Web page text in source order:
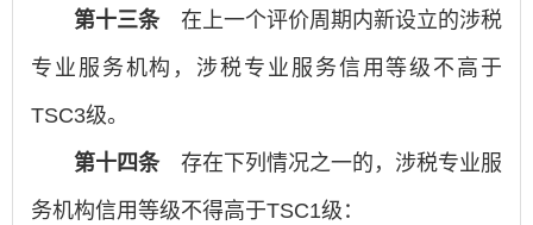
第十三条 在上一个评价周期内新设立的涉税
专业服务机构，涉税专业服务信用等级不高于
TSC3级。
第十四条 存在下列情况之一的，涉税专业服
务机构信用等级不得高于TSC1级：